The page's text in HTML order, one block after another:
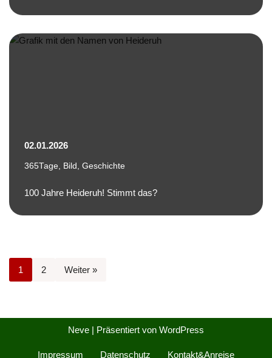
02.01.2026
365Tage Bild Geschichte
100 Jahre Heideruh! Stimmt das?
1 2 Weiter »
Neve | Präsentiert von WordPress
Impressum Datenschutz Kontakt&Anreise